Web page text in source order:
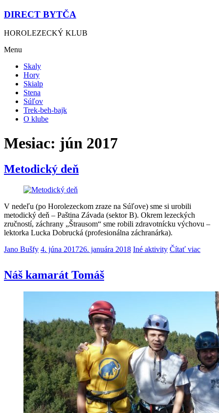
DIRECT BYTČA
HOROLEZECKÝ KLUB
Menu
Skaly
Hory
Skialp
Stena
Súľov
Trek-beh-bajk
O klube
Mesiac: jún 2017
Metodický deň
V nedeľu (po Horolezeckom zraze na Súľove) sme si urobili
metodický deň – Paština Závada (sektor B). Okrem lezeckých
zručností, záchrany „Štrausom“ sme robili zdravotnícku výchovu –
lektorka Lucka Dobrucká (profesionálna záchranárka).
Jano Bušfy 4. júna 201726. januára 2018 Iné aktivity Čítať viac
Náš kamarát Tomáš